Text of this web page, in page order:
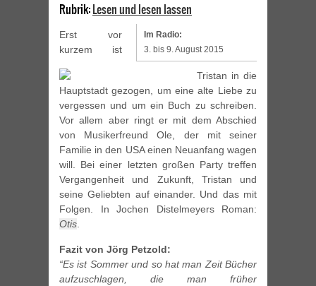
Rubrik:Lesen und lesen lassen
Im Radio:
3. bis 9. August 2015
Erst vor
kurzem ist
Tristan in die
Hauptstadt gezogen, um eine alte Liebe zu
vergessen und um ein Buch zu schreiben.
Vor allem aber ringt er mit dem Abschied
von Musikerfreund Ole, der mit seiner
Familie in den USA einen Neuanfang wagen
will. Bei einer letzten großen Party treffen
Vergangenheit und Zukunft, Tristan und
seine Geliebten auf einander. Und das mit
Folgen. In Jochen Distelmeyers Roman:
Otis.
Fazit von Jörg Petzold:
“Es ist Sommer und so hat man Zeit Bücher
aufzuschlagen, die man früher